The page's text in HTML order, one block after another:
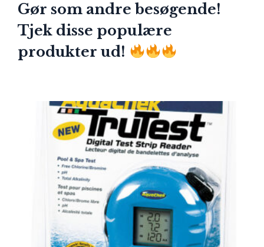
Gør som andre besøgende!
Tjek disse populære
produkter ud!